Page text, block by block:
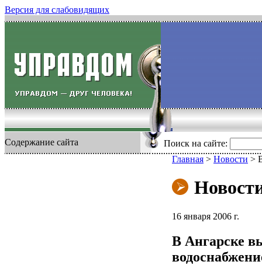
Версия для слабовидящих
Содержание сайта Поиск на сайте:
Главная > Новости >
16 января 2006 г.
В Ангарске